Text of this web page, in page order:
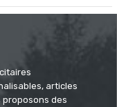
articles
proposons des